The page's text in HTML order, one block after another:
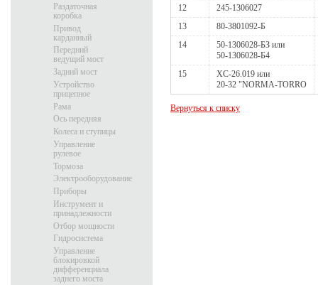
12
245-1306027
13
80-3801092-Б
14
50-1306028-БЗ или
50-1306028-Б4
15
ХС-26.019 или
20-32 "NORMA-TORRO
Вернуться к списку
Раздаточная
коробка
Привод
карданный
Передний
ведущий мост
Задний мост
Устройство
прицепное
Рама
Ось передняя
Колеса и ступицы
Управление
рулевое
Тормоза
Электрооборудование
Приборы
Инструмент и
принадлежности
Отбор мощности
Гидросистема
Управление
блокировкой
дифференциала
заднего моста